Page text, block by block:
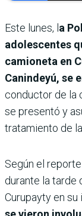
Este lunes, l a
adolescentes
camioneta en
Canindeyú, se
conductor de la
se presentó y
tratamiento de
Según el
durante la tarde
Curupayty en